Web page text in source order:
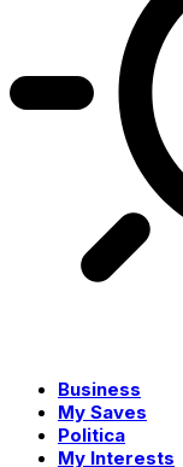
Business
My Saves
Politica
My Interests